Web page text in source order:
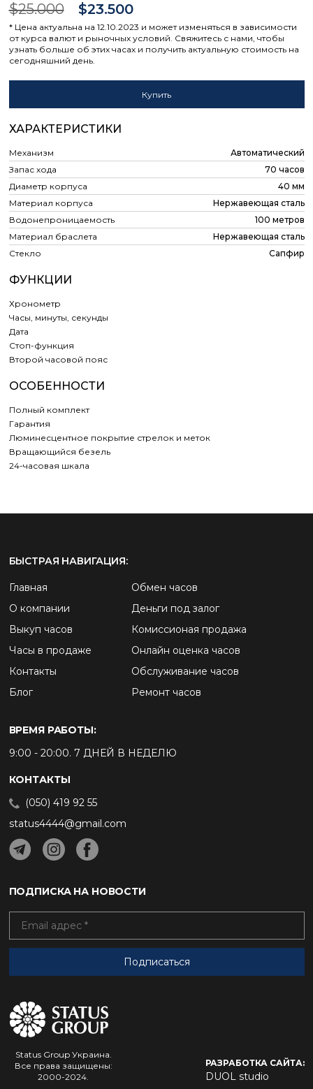
$25.000 $23.500
* Цена актуальна на 12.10.2023 и может изменяться в зависимости
от курса валют и рыночных условий. Свяжитесь с нами, чтобы
узнать больше об этих часах и получить актуальную стоимость на
сегодняшний день.
Купить
ХАРАКТЕРИСТИКИ
Механизм
Автоматический
Запас хода
70 часов
Диаметр корпуса
40 мм
Материал корпуса
Нержавеющая сталь
Водонепроницаемость
100 метров
Материал браслета
Нержавеющая сталь
Стекло
Сапфир
ФУНКЦИИ
Хронометр
Часы, минуты, секунды
Дата
Cтоп-функция
Второй часовой пояс
ОСОБЕННОСТИ
Полный комплект
Гарантия
Люминесцентное покрытие стрелок и меток
Вращающийся безель
24-часовая шкала
Status Group Украина.
Все права защищены:
2000-2024.
РАЗРАБОТКА САЙТА:
DUOL studio
БЫСТРАЯ НАВИГАЦИЯ:
Главная
О компании
Выкуп часов
Часы в продаже
Контакты
Блог
Обмен часов
Деньги под залог
Комиссионая продажа
Онлайн оценка часов
Обслуживание часов
Ремонт часов
ВРЕМЯ РАБОТЫ:
9:00 - 20:00. 7 ДНЕЙ В НЕДЕЛЮ
КОНТАКТЫ
(050) 419 92 55
status4444@gmail.com
ПОДПИСКА НА НОВОСТИ